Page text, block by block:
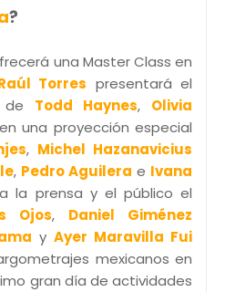
?
una Master Class en
Torres presentará el
de Todd Haynes, Olivia
una proyección especial
, Michel Hazanavicius
, Pedro Aguilera e Ivana
la prensa y el público el
Ojos, Daniel Giménez
y Ayer Maravilla Fui
mexicanos en
gran día de actividades